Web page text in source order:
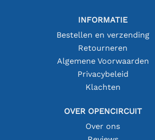
INFORMATIE
Bestellen en verzending
Retourneren
Algemene Voorwaarden
Privacybeleid
Klachten
OVER OPENCIRCUIT
Over ons